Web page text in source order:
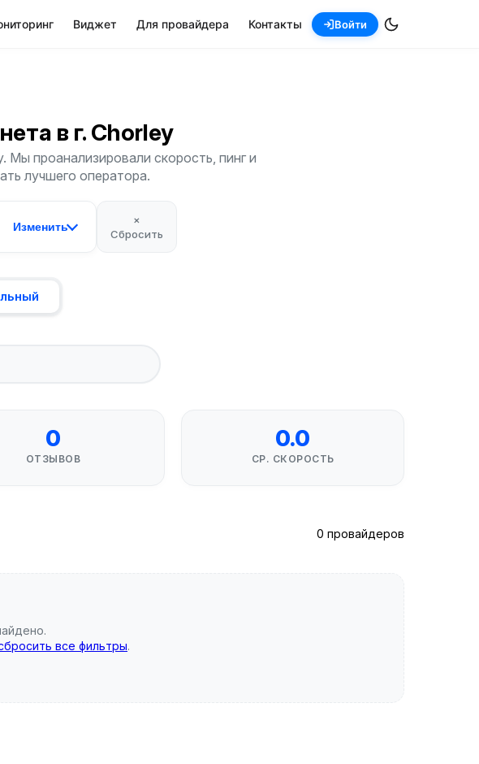
Виджет Для провайдера Контакты Войти
в г. Chorley
Мы проанализировали скорость, пинг и
лучшего оператора.
Изменить
×
Сбросить
0
ОТЗЫВОВ
0.0
СР. СКОРОСТЬ
0 провайдеров
все фильтры.